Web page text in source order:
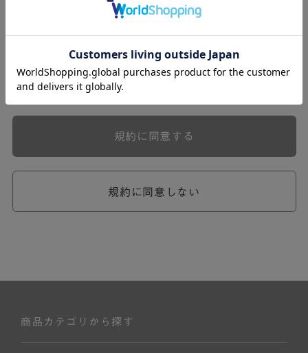
する一連のサービスに関し、弊社が次条の定めに従い入会
本規約は、会員と弊社との間のサービスの利用に関わる一
切の関係に適用されるものとします。
弊社が一連のサービスを提供するにあたり、本規約のほ
ら個別規定はその名称のいかんに関わらず、本規約の一部
めが優先されるものとします。
ません。
規約に同意しない
規約に同意する
商品カテゴリから探す